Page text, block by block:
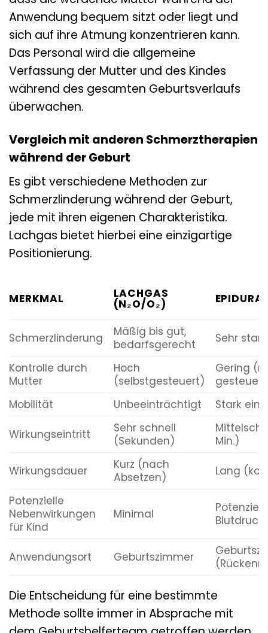
Anwendung bequem sitzt oder liegt und
sich auf ihre Atmung konzentrieren kann.
Das Personal wird die allgemeine
Verfassung der Mutter und des Kindes
während des gesamten Geburtsverlaufs
überwachen.
Vergleich mit anderen Schmerztherapien
während der Geburt
Es gibt verschiedene Methoden zur
Schmerzlinderung während der Geburt,
jede mit ihren eigenen Charakteristika.
Lachgas bietet hierbei eine einzigartige
Positionierung.
MERKMAL LACHGAS
(N₂O/O₂)
Schmerzlinderung
Mäßig bis gut,
bedarfsgerecht
Sehr
Kontrolle durch
Mutter
Hoch
(selbstgesteuert)
Gering
Mobilität
Unbeeinträchtigt Stark
Wirkungseintritt
Sehr schnell
(Sekunden)
Min.)
Wirkungsdauer
Kurz (nach
Absetzen)
Lang
Potenzielle
Nebenwirkungen
für Kind
Minimal
Blutdruck)
Anwendungsort Geburtszimmer
Die Entscheidung für eine bestimmte
Methode sollte immer in Absprache mit